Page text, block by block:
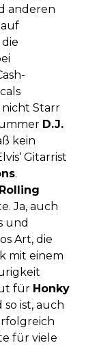
anderen
auf
nicht Starr
D.J.
kein
Gitarrist
.
Rolling
Ja, auch
und
Art, die
mit einem
für Honky
ist, auch
für viele